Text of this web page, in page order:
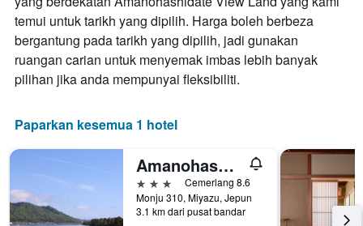
temui untuk tarikh yang dipilih. Harga boleh berbeza
bergantung pada tarikh yang dipilih, jadi gunakan
ruangan carian untuk menyemak imbas lebih banyak
pilihan jika anda mempunyai fleksibiliti.
Paparkan kesemua 1 hotel
Amanohashidate
3 bintangCemerlang 8.6
Monju 310, Miyazu, Jepun
3.1 km dari pusat bandar